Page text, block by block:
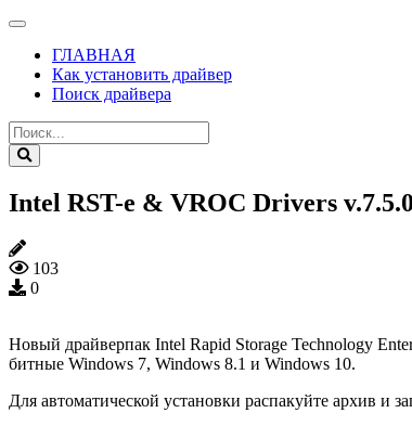
ГЛАВНАЯ
Как установить драйвер
Поиск драйвера
Intel RST-e & VROC Drivers
103
0
Новый драйверпак Intel Rapid Storage Technology
битные Windows 7, Windows 8.1 и Windows 10.
Для автоматической установки распакуйте архив и